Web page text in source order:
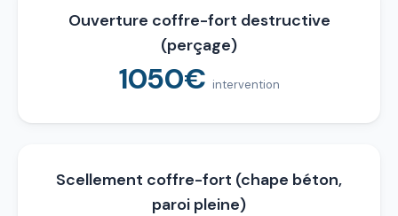
Ouverture coffre-fort destructive
(perçage)
1050€ intervention
Scellement coffre-fort (chape béton,
paroi pleine)